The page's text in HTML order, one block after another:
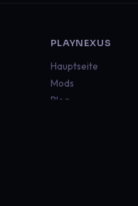
PLAYNEXUS
Hauptseite
Mods
Blog